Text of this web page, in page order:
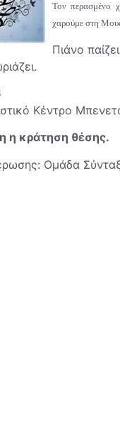
Τον περασμένο
χαρούμε στη
Πιάνο
Κέντρο
η κράτηση θέσης.
Ομάδα